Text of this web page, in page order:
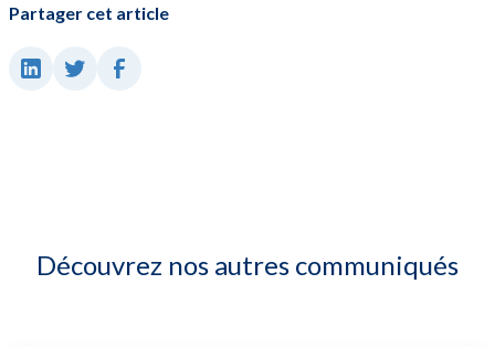
Partager cet article
Découvrez nos autres communiqués